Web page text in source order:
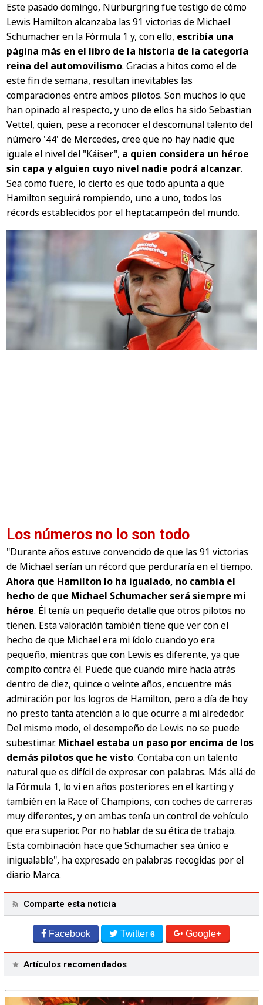
Este pasado domingo, Nürburgring fue testigo de cómo
Lewis Hamilton alcanzaba las 91 victorias de Michael
Schumacher en la Fórmula 1 y, con ello, escribía una
página más en el libro de la historia de la categoría
reina del automovilismo. Gracias a hitos como el de
este fin de semana, resultan inevitables las
comparaciones entre ambos pilotos. Son muchos lo que
han opinado al respecto, y uno de ellos ha sido Sebastian
Vettel, quien, pese a reconocer el descomunal talento del
número '44' de Mercedes, cree que no hay nadie que
iguale el nivel del "Káiser", a quien considera un héroe
sin capa y alguien cuyo nivel nadie podrá alcanzar.
Sea como fuere, lo cierto es que todo apunta a que
Hamilton seguirá rompiendo, uno a uno, todos los
récords establecidos por el heptacampeón del mundo.
Los números no lo son todo
"Durante años estuve convencido de que las 91 victorias
de Michael serían un récord que perduraría en el tiempo.
Ahora que Hamilton lo ha igualado, no cambia el
hecho de que Michael Schumacher será siempre mi
héroe. Él tenía un pequeño detalle que otros pilotos no
tienen. Esta valoración también tiene que ver con el
hecho de que Michael era mi ídolo cuando yo era
pequeño, mientras que con Lewis es diferente, ya que
compito contra él. Puede que cuando mire hacia atrás
dentro de diez, quince o veinte años, encuentre más
admiración por los logros de Hamilton, pero a día de hoy
no presto tanta atención a lo que ocurre a mi alrededor.
Del mismo modo, el desempeño de Lewis no se puede
subestimar. Michael estaba un paso por encima de los
demás pilotos que he visto. Contaba con un talento
natural que es difícil de expresar con palabras. Más allá de
la Fórmula 1, lo vi en años posteriores en el karting y
también en la Race of Champions, con coches de carreras
muy diferentes, y en ambas tenía un control de vehículo
que era superior. Por no hablar de su ética de trabajo.
Esta combinación hace que Schumacher sea único e
inigualable", ha expresado en palabras recogidas por el
diario Marca.
Comparte esta noticia
Facebook Twitter6 Google+
Artículos recomendados